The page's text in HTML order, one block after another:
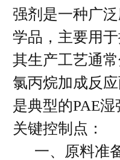
强剂是一种广
学品，主要用于
其生产工艺通
氯丙烷加成反
是典型的PAE
关键控制点：
一、原料准